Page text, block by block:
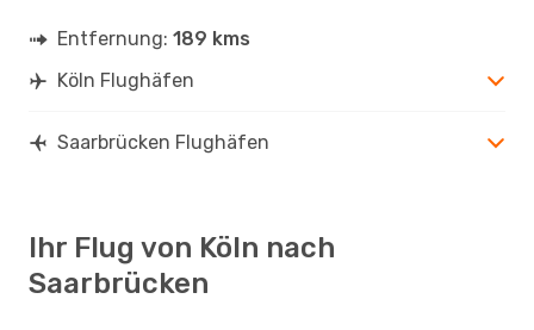
Entfernung: 189 kms
Köln Flughäfen
Saarbrücken Flughäfen
Ihr Flug von Köln nach
Saarbrücken